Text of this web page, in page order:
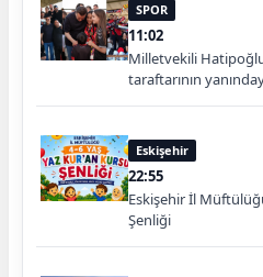
SPOR
11:02
Milletvekili
taraftarının
Eskişehir
22:55
Eskişehir İl
Şenliği